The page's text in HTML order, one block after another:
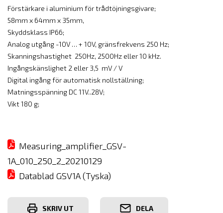
Förstärkare i aluminium för trådtöjningsgivare;
58mm x 64mm x 35mm,
Skyddsklass IP66;
Analog utgång -10V … + 10V, gränsfrekvens 250 Hz;
Skanningshastighet 250Hz, 2500Hz eller 10 kHz.
Ingångskänslighet 2 eller 3,5 mV / V
Digital ingång för automatisk nollställning;
Matningsspänning DC 11V..28V;
Vikt 180 g;
Measuring_amplifier_GSV-
1A_010_250_2_20210129
Datablad GSV1A (Tyska)
SKRIV UT DELA